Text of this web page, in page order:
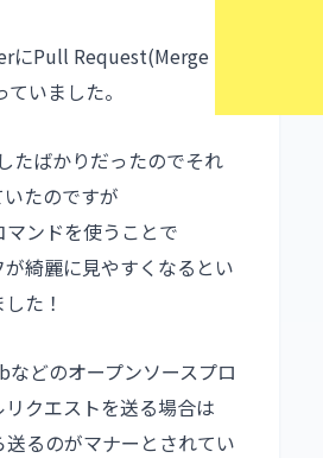
にPull Request(Merge
いました。
たばかりだったのでそれ
たのですが
ンドを使うことで
綺麗に見やすくなるとい
た！
どのオープンソースプロ
クエストを送る場合は
るのがマナーとされてい